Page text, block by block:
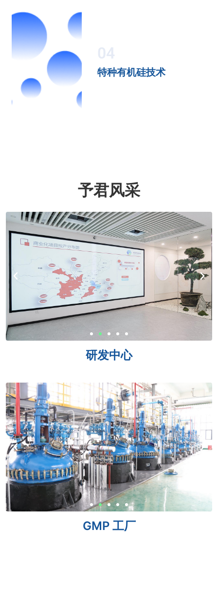
04
特种有机硅技术
予君风采
研发中心
GMP 工厂